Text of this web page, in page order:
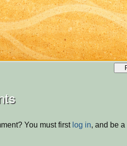
You must first log in, and be